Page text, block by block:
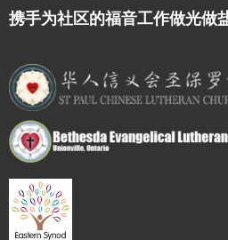
携手为社区的福音工作做光做